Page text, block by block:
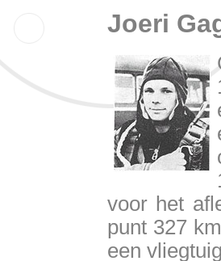
Joeri
voor het
punt 327
een